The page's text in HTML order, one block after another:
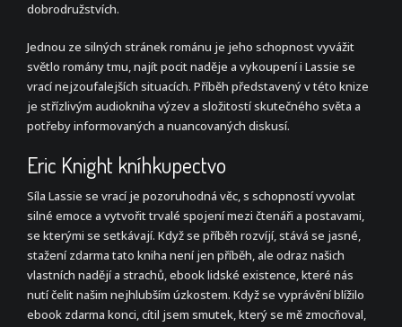
dobrodružstvích.
Jednou ze silných stránek románu je jeho schopnost vyvážit
světlo romány tmu, najít pocit naděje a vykoupení i Lassie se
vrací nejzoufalejších situacích. Příběh představený v této knize
je střízlivým audiokniha výzev a složitostí skutečného světa a
potřeby informovaných a nuancovaných diskusí.
Eric Knight kníhkupectvo
Síla Lassie se vrací je pozoruhodná věc, s schopností vyvolat
silné emoce a vytvořit trvalé spojení mezi čtenáři a postavami,
se kterými se setkávají. Když se příběh rozvíjí, stává se jasné,
stažení zdarma​ tato kniha není jen příběh, ale odraz našich
vlastních nadějí a strachů, ebook lidské existence, které nás
nutí čelit našim nejhlubším úzkostem. Když se vyprávění blížilo
ebook zdarma konci, cítil jsem smutek, který se mě zmocňoval,